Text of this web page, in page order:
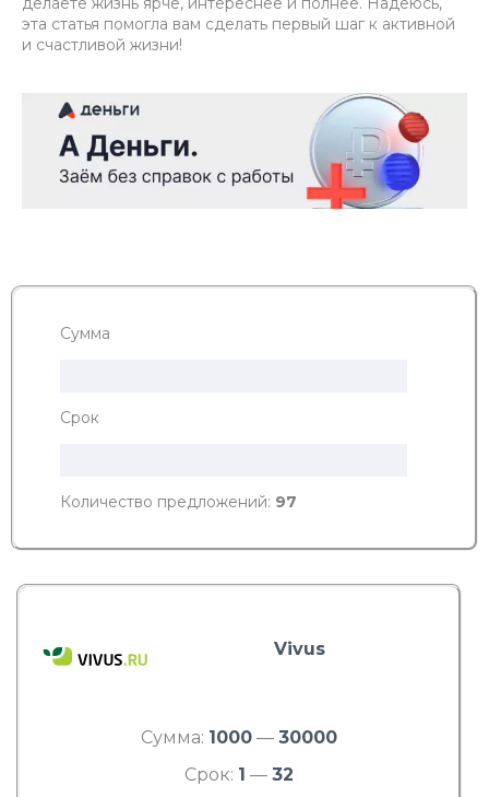
эта статья помогла вам сделать первый шаг к активной
и счастливой жизни!
Сумма
Срок
Количество предложений: 97
Vivus
Сумма: 1000 — 30000
Срок: 1 — 32